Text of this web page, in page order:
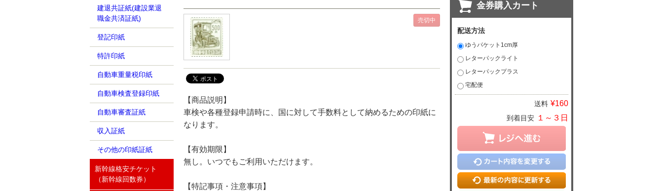
【商品説明】
車検や各種登録申請時に、国に対して手数料として納めるための印紙に
なります。
【有効期限】
無し。いつでもご利用いただけます。
【特記事項・注意事項】
建退共証紙(建設業退
職金共済証紙)
登記印紙
特許印紙
自動車重量税印紙
自動車検査登録印紙
自動車審査証紙
収入証紙
その他の印紙証紙
新幹線格安チケット
（新幹線回数券）
金券購入カート
配送方法
ゆうパケット1cm厚
レターパックライト
レターパックプラス
宅配便
送料 ¥160
到着目安 １～３日